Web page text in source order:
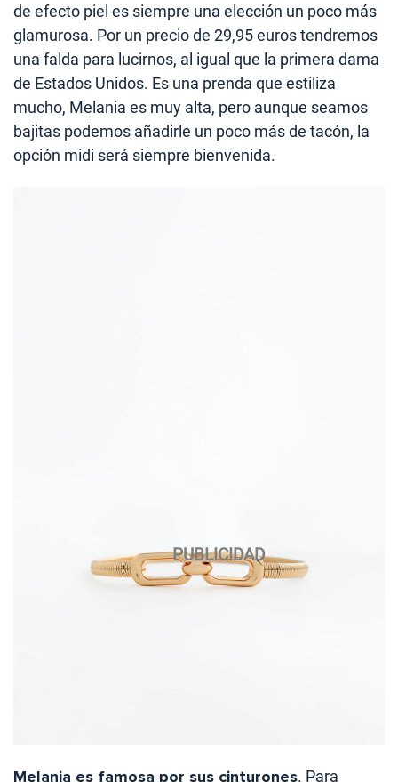
de efecto piel es siempre una elección un poco más
glamurosa. Por un precio de 29,95 euros tendremos
una falda para lucirnos, al igual que la primera dama
de Estados Unidos. Es una prenda que estiliza
mucho, Melania es muy alta, pero aunque seamos
bajitas podemos añadirle un poco más de tacón, la
opción midi será siempre bienvenida.
Melania es famosa por sus cinturones. Para